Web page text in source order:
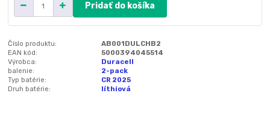
Pridať do košíka
Číslo produktu:
AB001DULCHB2
EAN kód:
5000394045514
Výrobca:
Duracell
balenie:
2-pack
Typ batérie:
CR 2025
Druh batérie:
líthiová